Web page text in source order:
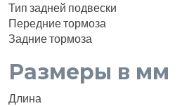
Тип задней подвески
Передние тормоза
Задние тормоза
Размеры в мм
Длина